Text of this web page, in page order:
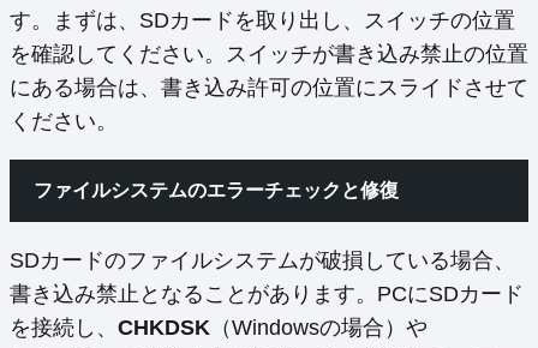
す。まずは、SDカードを取り出し、スイッチの位置
を確認してください。スイッチが書き込み禁止の位置
にある場合は、書き込み許可の位置にスライドさせて
ください。
ファイルシステムのエラーチェックと修復
SDカードのファイルシステムが破損している場合、
書き込み禁止となることがあります。PCにSDカード
を接続し、 CHKDSK （Windowsの場合）や